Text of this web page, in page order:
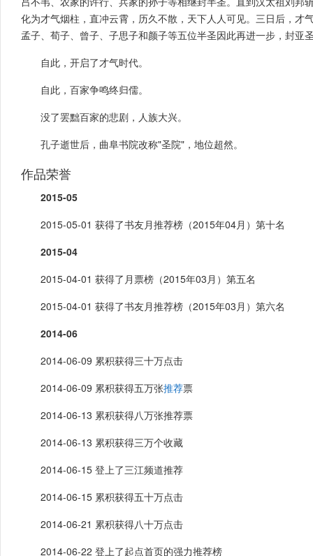
化为才气烟柱，直冲云霄，历久不散，天下人人可见。三日后，
孟子、荀子、曾子、子思子和颜子等五位半圣因此再进一步，封亚
自此，开启了才气时代。
自此，百家争鸣终归儒。
没了罢黜百家的悲剧，人族大兴。
孔子逝世后，曲阜书院改称"圣院"，地位超然。
作品荣誉
2015-05
2015-05-01 获得了书友月推荐榜（2015年04月）第十名
2015-04
2015-04-01 获得了月票榜（2015年03月）第五名
2015-04-01 获得了书友月推荐榜（2015年03月）第六名
2014-06
2014-06-09 累积获得三十万点击
2014-06-09 累积获得五万张推荐票
2014-06-13 累积获得八万张推荐票
2014-06-13 累积获得三万个收藏
2014-06-15 登上了三江频道推荐
2014-06-15 累积获得五十万点击
2014-06-21 累积获得八十万点击
2014-06-22 登上了起点首页的强力推荐榜